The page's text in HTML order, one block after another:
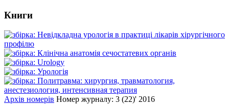
Книги
Архів номерів Номер журналу: 3 (22)' 2016